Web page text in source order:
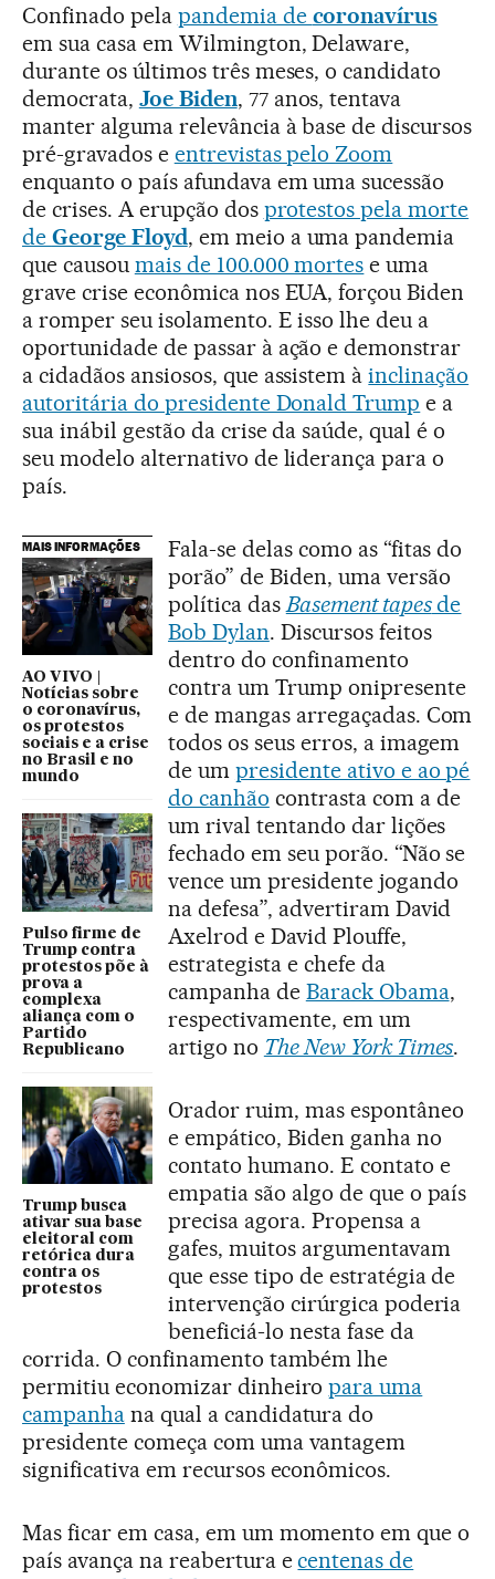
Confinado pela pandemia de coronavírus
em sua casa em Wilmington, Delaware,
durante os últimos três meses, o candidato
democrata, Joe Biden, 77 anos, tentava
manter alguma relevância à base de discursos
pré-gravados e entrevistas pelo Zoom
enquanto o país afundava em uma sucessão
de crises. A erupção dos protestos pela morte
de George Floyd, em meio a uma pandemia
que causou mais de 100.000 mortes e uma
grave crise econômica nos EUA, forçou Biden
a romper seu isolamento. E isso lhe deu a
oportunidade de passar à ação e demonstrar
a cidadãos ansiosos, que assistem àinclinação
autoritária do presidente Donald Trump e a
sua inábil gestão da crise da saúde, qual é o
seu modelo alternativo de liderança para o
país.
MAIS INFORMAÇÕES
AO VIVO |
Notícias sobre
o coronavírus,
os protestos
sociais e a crise
no Brasil e no
mundo
Pulso firme de
Trump contra
protestos põe à
prova a
complexa
aliança com o
Partido
Republicano
Trump busca
ativar sua base
eleitoral com
retórica dura
contra os
protestos
Fala-se delas como as “fitas do
porão” de Biden, uma versão
política dasBasement tapesde
Bob Dylan. Discursos feitos
dentro do confinamento
contra um Trump onipresente
e de mangas arregaçadas. Com
todos os seus erros, a imagem
de um presidente ativo e ao pé
do canhão contrasta com a de
um rival tentando dar lições
fechado em seu porão. “Não se
vence um presidente jogando
na defesa”, advertiram David
Axelrod e David Plouffe,
estrategista e chefe da
campanha de Barack Obama,
respectivamente, em um
artigo no The New York Times.
Orador ruim, mas espontâneo
e empático, Biden ganha no
contato humano. E contato e
empatia são algo de que o país
precisa agora. Propensa a
gafes, muitos argumentavam
que esse tipo de estratégia de
intervenção cirúrgica poderia
beneficiá-lo nesta fase da
corrida. O confinamento também lhe
permitiu economizar dinheiropara uma
campanhana qual a candidatura do
presidente começa com uma vantagem
significativa em recursos econômicos.
Mas ficar em casa, em um momento em que o
país avança na reabertura ecentenas de